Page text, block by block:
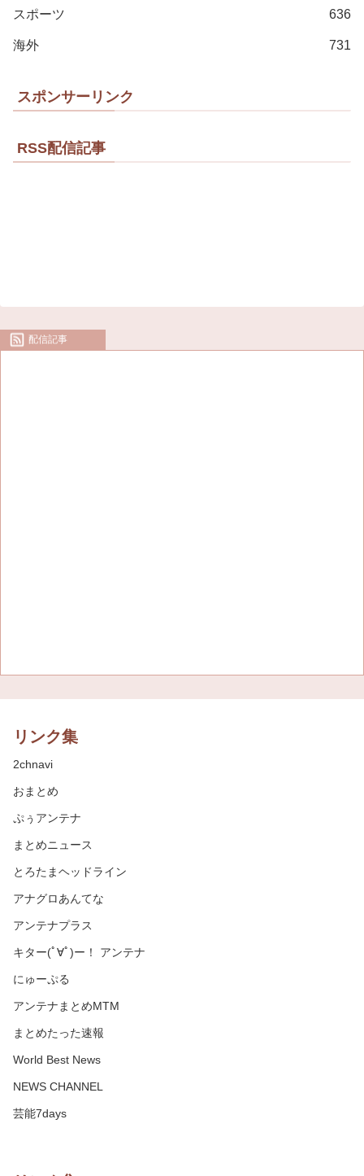
スポーツ 636
海外 731
スポンサーリンク
RSS配信記事
配信記事
リンク集
2chnavi
おまとめ
ぷぅアンテナ
まとめニュース
とろたまヘッドライン
アナグロあんてな
アンテナプラス
キター(ﾟ∀ﾟ)ー！ アンテナ
にゅーぷる
アンテナまとめMTM
まとめたった速報
World Best News
NEWS CHANNEL
芸能7days